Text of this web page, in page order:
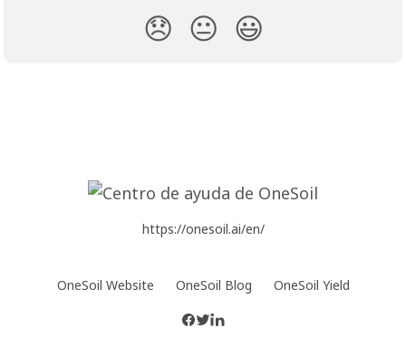
😞 😐 😃
https://onesoil.ai/en/
OneSoil Website OneSoil Blog OneSoil Yield